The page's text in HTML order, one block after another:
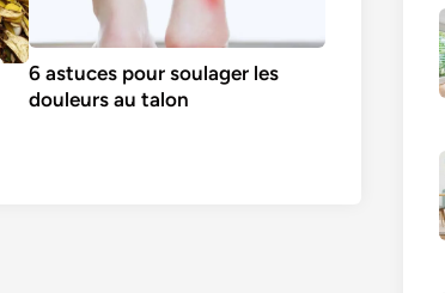
6 astuces pour soulager les
douleurs au talon